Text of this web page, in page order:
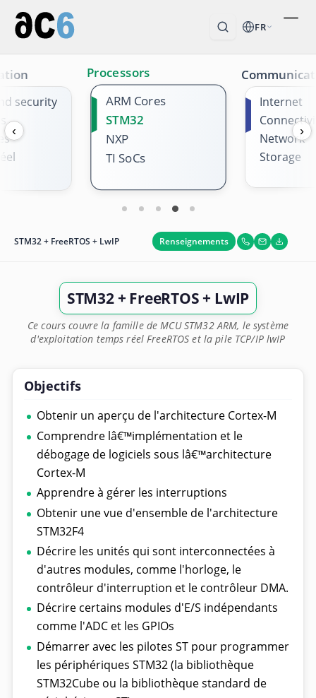
FR
‹
security
Processors
ARM Cores
STM32
NXP
TI SoCs
Internet
Network
Storage
›
STM32 + FreeRTOS + LwIP Renseignements
STM32 + FreeRTOS + LwIP
Ce cours couvre la famille de MCU STM32 ARM, le système
d'exploitation temps réel FreeRTOS et la pile TCP/IP lwIP
Objectifs
Obtenir un aperçu de l'architecture Cortex-M
Comprendre lâ€™implémentation et le
débogage de logiciels sous lâ€™architecture
Cortex-M
Apprendre à gérer les interruptions
Obtenir une vue d'ensemble de l'architecture
STM32F4
Décrire les unités qui sont interconnectées à
d'autres modules, comme l'horloge, le
contrôleur d'interruption et le contrôleur DMA.
Décrire certains modules d'E/S indépendants
comme l'ADC et les GPIOs
Démarrer avec les pilotes ST pour programmer
les périphériques STM32 (la bibliothèque
STM32Cube ou la bibliothèque standard de